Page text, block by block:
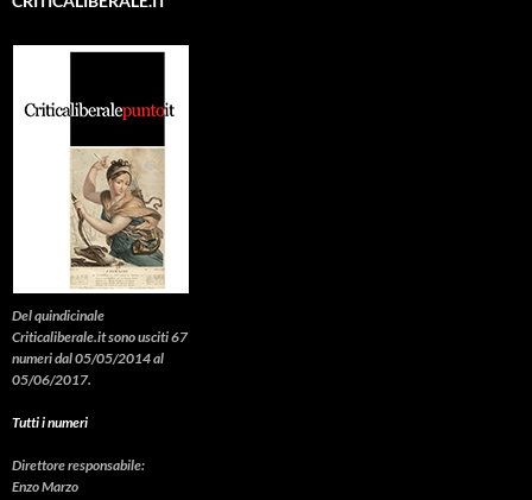
Del quindicinale
Criticaliberale.it sono usciti 67
numeri dal 05/05/2014 al
05/06/2017.
Tutti i numeri
Direttore responsabile:
Enzo Marzo